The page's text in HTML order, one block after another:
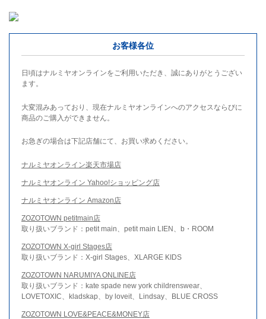
お客様各位
日頃はナルミヤオンラインをご利用いただき、誠にありがとうござい
ます。
大変混みあっており、現在ナルミヤオンラインへのアクセスならびに
商品のご購入ができません。
お急ぎの場合は下記店舗にて、お買い求めください。
ナルミヤオンライン楽天市場店
ナルミヤオンライン Yahoo!ショッピング店
ナルミヤオンライン Amazon店
ZOZOTOWN petitmain店
取り扱いブランド：petit main、petit main LIEN、b・ROOM
ZOZOTOWN X-girl Stages店
取り扱いブランド：X-girl Stages、XLARGE KIDS
ZOZOTOWN NARUMIYA ONLINE店
取り扱いブランド：kate spade new york childrenswear、
LOVETOXIC、kladskap、by loveit、Lindsay、BLUE CROSS
ZOZOTOWN LOVE&PEACE&MONEY店